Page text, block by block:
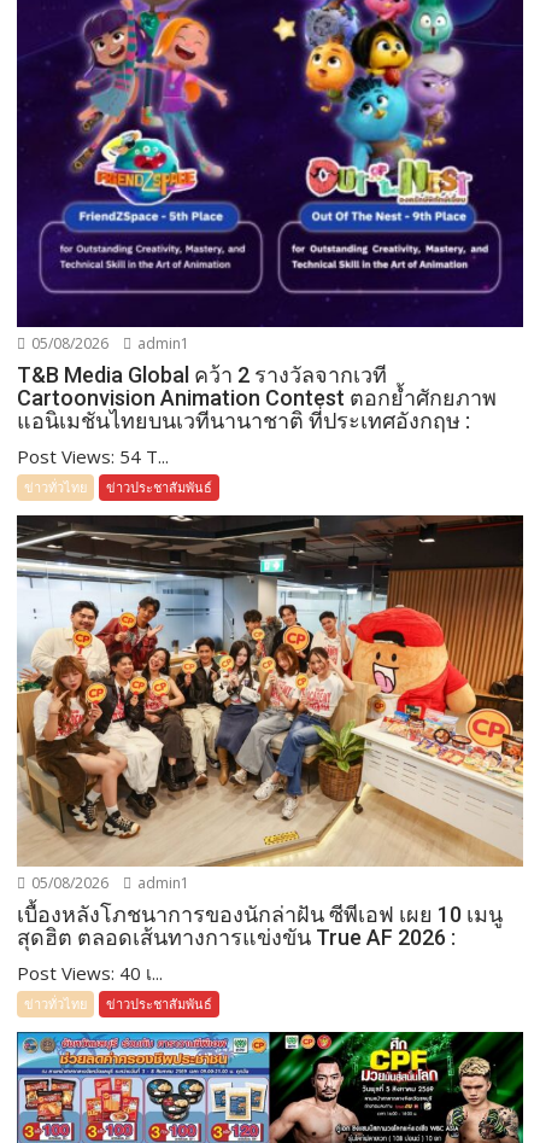
05/08/2026 admin1
T&B Media Global คว้า 2 รางวัลจากเวที
Cartoonvision Animation Contest ตอกย้ำศักยภาพ
แอนิเมชันไทยบนเวทีนานาชาติ ที่ประเทศอังกฤษ :
Post Views: 54 T...
ข่าวทั่วไทย ข่าวประชาสัมพันธ์
05/08/2026 admin1
เบื้องหลังโภชนาการของนักล่าฝัน ซีพีเอฟ เผย 10 เมนู
สุดฮิต ตลอดเส้นทางการแข่งขัน True AF 2026 :
Post Views: 40 เ...
ข่าวทั่วไทย ข่าวประชาสัมพันธ์